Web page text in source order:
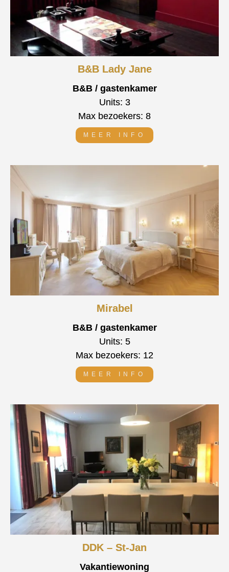
B&B Lady Jane
B&B / gastenkamer
Units: 3
Max bezoekers: 8
MEER INFO
Mirabel
B&B / gastenkamer
Units: 5
Max bezoekers: 12
MEER INFO
DDK – St-Jan
Vakantiewoning